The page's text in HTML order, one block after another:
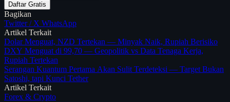
Daftar Gratis
Bagikan
Twitter / X WhatsApp
Artikel Terkait
Dolar Menguat, NZD Tertekan — Minyak Naik, Rupiah Berisiko
DXY Menguat di 99,70 — Geopolitik vs Data Tenaga Kerja,
Rupiah Tertekan
Serangan Kuantum Pertama Akan Sulit Terdeteksi — Target Bukan
Satoshi, tapi Kunci Tether
Artikel Terkait
Forex & Crypto